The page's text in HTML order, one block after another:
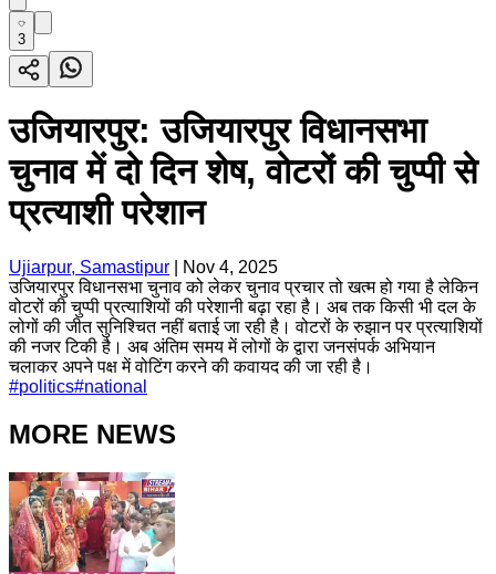
3
उजियारपुर: उजियारपुर विधानसभा
चुनाव में दो दिन शेष, वोटरों की चुप्पी से
प्रत्याशी परेशान
Ujiarpur, Samastipur
Nov 4, 2025
उजियारपुर विधानसभा चुनाव को लेकर चुनाव प्रचार तो खत्म हो गया है लेकिन
वोटरों की चुप्पी प्रत्याशियों की परेशानी बढ़ा रहा है। अब तक किसी भी दल के
लोगों की जीत सुनिश्चित नहीं बताई जा रही है। वोटरों के रुझान पर प्रत्याशियों
की नजर टिकी है। अब अंतिम समय में लोगों के द्वारा जनसंपर्क अभियान
चलाकर अपने पक्ष में वोटिंग करने की कवायद की जा रही है।
#politics#national
MORE NEWS